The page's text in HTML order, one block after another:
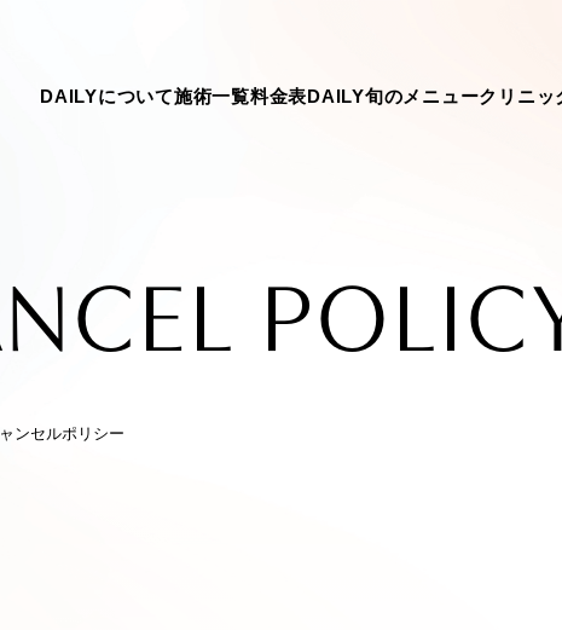
DAILYについて施術一覧料金表DAILY旬のメニュークリニッ
ンセルポリシー